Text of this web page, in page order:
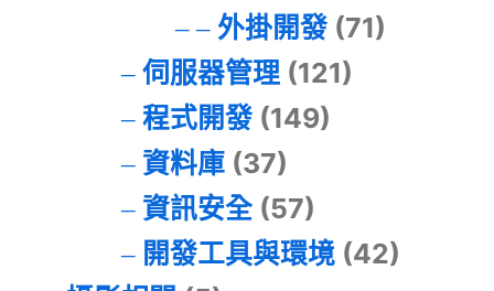
外掛開發(71)
伺服器管理(121)
程式開發(149)
資料庫(37)
資訊安全(57)
開發工具與環境(42)